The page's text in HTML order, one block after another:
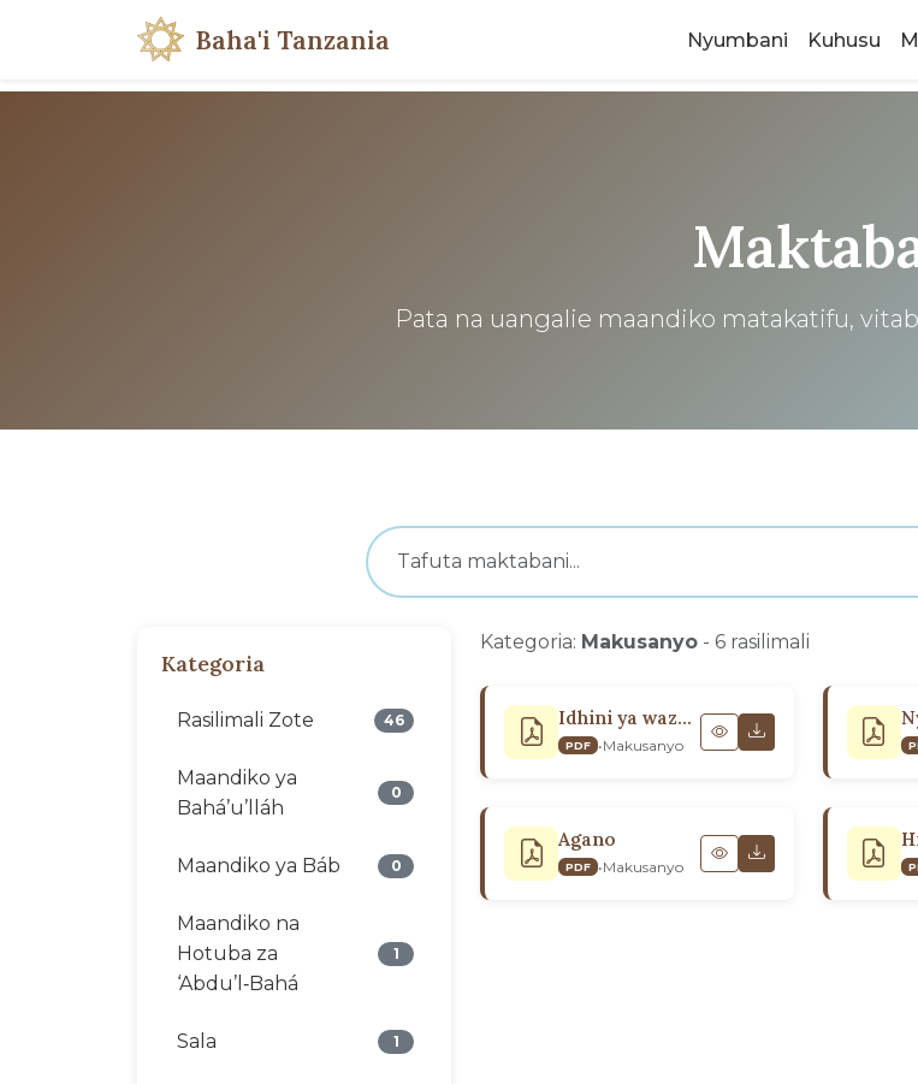
Baha'i Tanzania Nyumbani Kuhusu
Pata na uangalie maandiko matakatifu,
Kategoria
Rasilimali Zote 46
Maandiko ya
Bahá’u’lláh
0
Maandiko ya Báb 0
Maandiko na
Hotuba za
‘Abdu’l‑Bahá
1
Sala 1
Kategoria: Makusanyo - 6 rasilimali
Idhini ya wazazi kwa ajili ya ndoa ya Kibahá’i
PDF •Makusanyo
Agano
PDF •Makusanyo